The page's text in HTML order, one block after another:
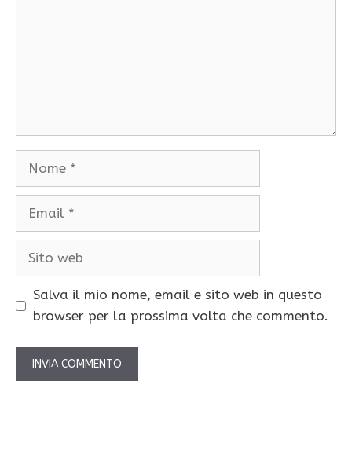
Nome
Email
Sito
Salva il mio nome, email e sito web in questo
browser per la prossima volta che commento.